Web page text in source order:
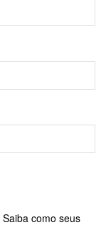
Saiba como seus